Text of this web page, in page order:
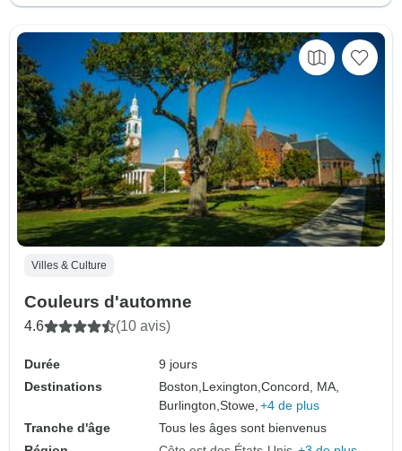
Villes & Culture
Couleurs d'automne
4.6 (10 avis)
Durée
9 jours
Destinations
Boston, Lexington,Concord, MA,
Burlington,Stowe, +4 de plus
Tranche d'âge
Tous les âges sont bienvenus